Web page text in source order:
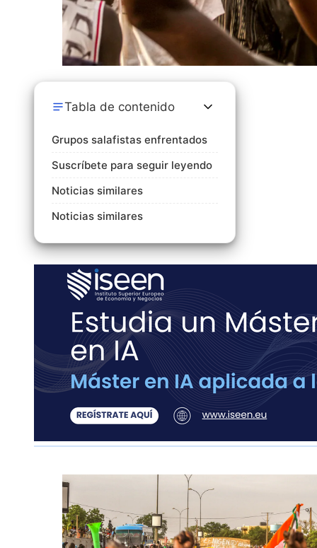
Tabla de contenido
Grupos salafistas enfrentados
Suscríbete para seguir leyendo
Noticias similares
Noticias similares